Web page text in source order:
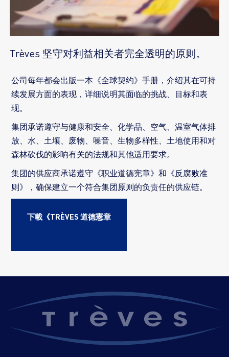
Trèves 坚守对利益相关者完全透明的原则。
公司每年都会出版一本《全球契约》手册，介绍其在可持
续发展方面的表现，详细说明其面临的挑战、目标和表
现。
集团承诺遵守与健康和安全、化学品、空气、温室气体排
放、水、土壤、废物、噪音、生物多样性、土地使用和对
森林砍伐的影响有关的法规和其他适用要求。
集团的供应商承诺遵守《职业道德宪章》和《反腐败准
则》，确保建立一个符合集团原则的负责任的供应链。
下載《TRÈVES 道德憲章